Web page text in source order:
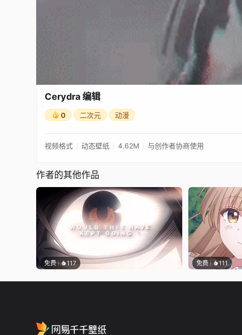
Cerydra 编辑
0 二次元 动漫
视频格式 动态壁纸 4.62M 与创作者协商使用
作者的其他作品
免费 117 免费 111